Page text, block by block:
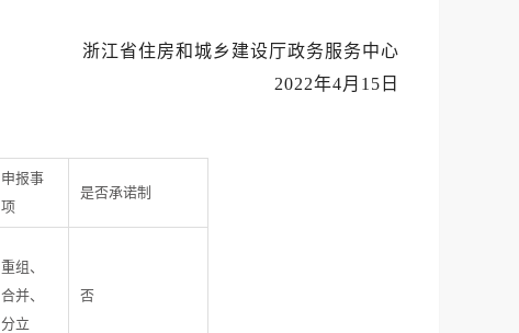
浙江省住房和城乡建设厅政务服务中心
2022年4月15日
申报事
项
是否承诺制
重组、
合并、
分立
否